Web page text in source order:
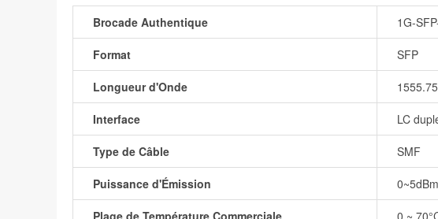
Brocade Authentique 1G-
Format SFP
Longueur d'Onde
Interface LC
Type de Câble SMF
Puissance d'Émission 0~5dBm
Plage de Température Commerciale 0 ~